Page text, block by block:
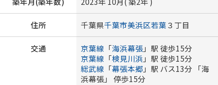
住所 千葉県千葉市美浜区若葉３丁目
交通 京葉線 「海浜幕張」駅 徒歩15分
京葉線 「検見川浜 」駅 徒歩15分
総武線 「幕張本郷 」駅 バス13分 「海
浜幕張」 停歩15分